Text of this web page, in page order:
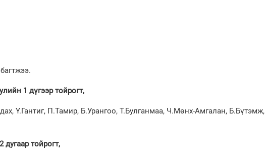
1 дүгээр тойрогт,
Ү.Гантиг, П.Тамир, Б.Урангоо, Т.Булганмаа, Ч.Мөнх-Амгалан, Б.Бүтэмж,
тойрогт,